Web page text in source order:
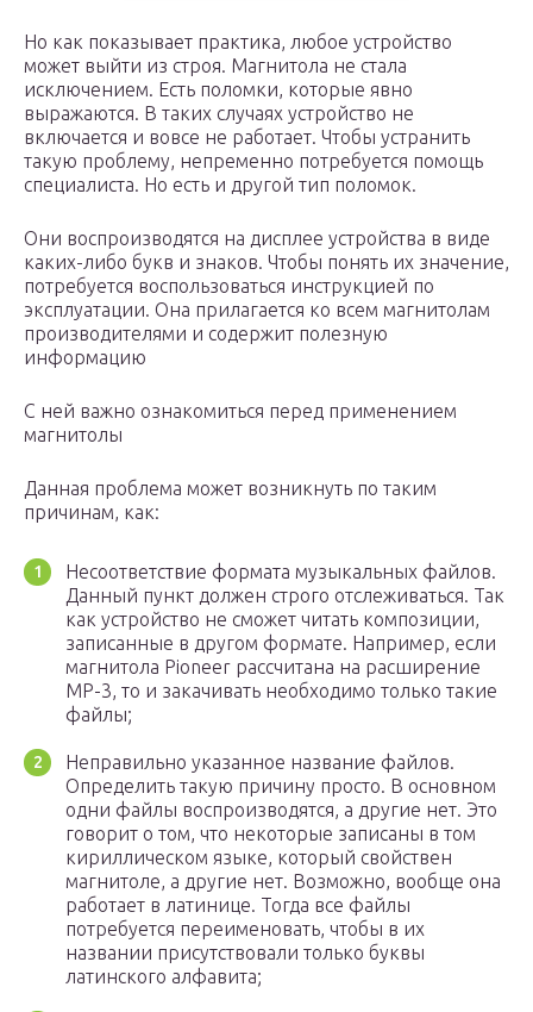
Но как показывает практика, любое устройство
может выйти из строя. Магнитола не стала
исключением. Есть поломки, которые явно
выражаются. В таких случаях устройство не
включается и вовсе не работает. Чтобы устранить
такую проблему, непременно потребуется помощь
специалиста. Но есть и другой тип поломок.
Они воспроизводятся на дисплее устройства в виде
каких-либо букв и знаков. Чтобы понять их значение,
потребуется воспользоваться инструкцией по
эксплуатации. Она прилагается ко всем магнитолам
производителями и содержит полезную
информацию
С ней важно ознакомиться перед применением
магнитолы
Данная проблема может возникнуть по таким
причинам, как:
Несоответствие формата музыкальных файлов.
Данный пункт должен строго отслеживаться. Так
как устройство не сможет читать композиции,
записанные в другом формате. Например, если
магнитола Pioneer рассчитана на расширение
МР-3, то и закачивать необходимо только такие
файлы;
Неправильно указанное название файлов.
Определить такую причину просто. В основном
одни файлы воспроизводятся, а другие нет. Это
говорит о том, что некоторые записаны в том
кириллическом языке, который свойствен
магнитоле, а другие нет. Возможно, вообще она
работает в латинице. Тогда все файлы
потребуется переименовать, чтобы в их
названии присутствовали только буквы
латинского алфавита;